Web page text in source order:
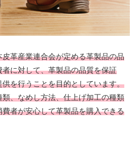
革産業連合会が定める革製品の品
に対して、革製品の品質を保証
を行うことを目的としています。
、なめし方法、仕上げ加工の種類
者が安心して革製品を購入できる